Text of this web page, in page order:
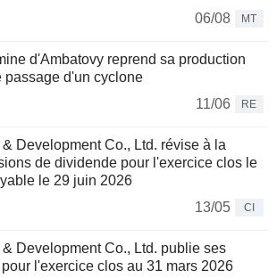
06/08
MT
d'Ambatovy reprend sa production
passage d'un cyclone
11/06
RE
Development Co., Ltd. révise à la
de dividende pour l'exercice clos le
le 29 juin 2026
13/05
CI
Development Co., Ltd. publie ses
l'exercice clos au 31 mars 2026